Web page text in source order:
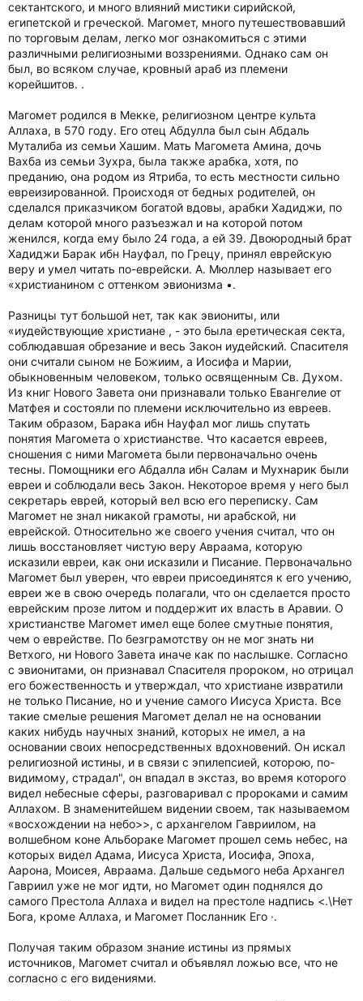
сектантского, и много влияний мистики сирийской,
египетской и греческой. Магомет, много путешествовавший
по торговым делам, легко мог ознакомиться с этими
различными религиозными воззрениями. Однако сам он
был, во всяком случае, кровный араб из племени
корейшитов. .
Магомет родился в Мекке, религиозном центре культа
Аллаха, в 570 году. Его отец Абдулла был сын Абдаль
Муталиба из семьи Хашим. Мать Магомета Амина, дочь
Вахба из семьи Зухра, была также арабка, хотя, по
преданию, она родом из Ятриба, то есть местности сильно
евреизированной. Происходя от бедных родителей, он
сделался приказчиком богатой вдовы, арабки Хадиджи, по
делам которой много разъезжал и на которой потом
женился, когда ему было 24 года, а ей 39. Двоюродный брат
Хадиджи Барак ибн Науфал, по Грецу, принял еврейскую
веру и умел читать по-еврейски. А. Мюллер называет его
«христианином с оттенком эвионизма •.
Разницы тут большой нет, так как эвиониты, или
«иудействующие христиане , - это была еретическая секта,
соблюдавшая обрезание и весь Закон иудейский. Спасителя
они считали сыном не Божиим, а Иосифа и Марии,
обыкновенным человеком, только освященным Св. Духом.
Из книг Нового Завета они признавали только Евангелие от
Матфея и состояли по племени исключительно из евреев.
Таким образом, Барака ибн Науфал мог лишь спутать
понятия Магомета о христианстве. Что касается евреев,
сношения с ними Магомета были первоначально очень
тесны. Помощники его Абдалла ибн Салам и Мухнарик были
евреи и соблюдали весь Закон. Некоторое время у него был
секретарь еврей, который вел всю его переписку. Сам
Магомет не знал никакой грамоты, ни арабской, ни
еврейской. Относительно же своего учения считал, что он
лишь восстановляет чистую веру Авраама, которую
исказили евреи, как они исказили и Писание. Первоначально
Магомет был уверен, что евреи присоединятся к его учению,
евреи же в свою очередь полагали, что он сделается просто
еврейским прозе литом и поддержит их власть в Аравии. О
христианстве Магомет имел еще более смутные понятия,
чем о еврействе. По безграмотству он не мог знать ни
Ветхого, ни Нового Завета иначе как по наслышке. Согласно
с эвионитами, он признавал Спасителя пророком, но отрицал
его божественность и утверждал, что христиане извратили
не только Писание, но и учение самого Иисуса Христа. Все
такие смелые решения Магомет делал не на основании
каких нибудь научных знаний, которых не имел, а на
основании своих непосредственных вдохновений. Он искал
религиозной истины, и в связи с эпилепсией, которою, по-
видимому, страдал", он впадал в экстаз, во время которого
видел небесные сферы, разговаривал с пророками и самим
Аллахом. В знаменитейшем видении своем, так называемом
«восхождении на небо>>, с архангелом Гавриилом, на
волшебном коне Альбораке Магомет прошел семь небес, на
которых видел Адама, Иисуса Христа, Иосифа, Эпоха,
Аарона, Моисея, Авраама. Дальше седьмого неба Архангел
Гавриил уже не мог идти, но Магомет один поднялся до
самого Престола Аллаха и видел на престоле надпись <.\Нет
Бога, кроме Аллаха, и Магомет Посланник Его ·.
Получая таким образом знание истины из прямых
источников, Магомет считал и объявлял ложью все, что не
согласно с его видениями.